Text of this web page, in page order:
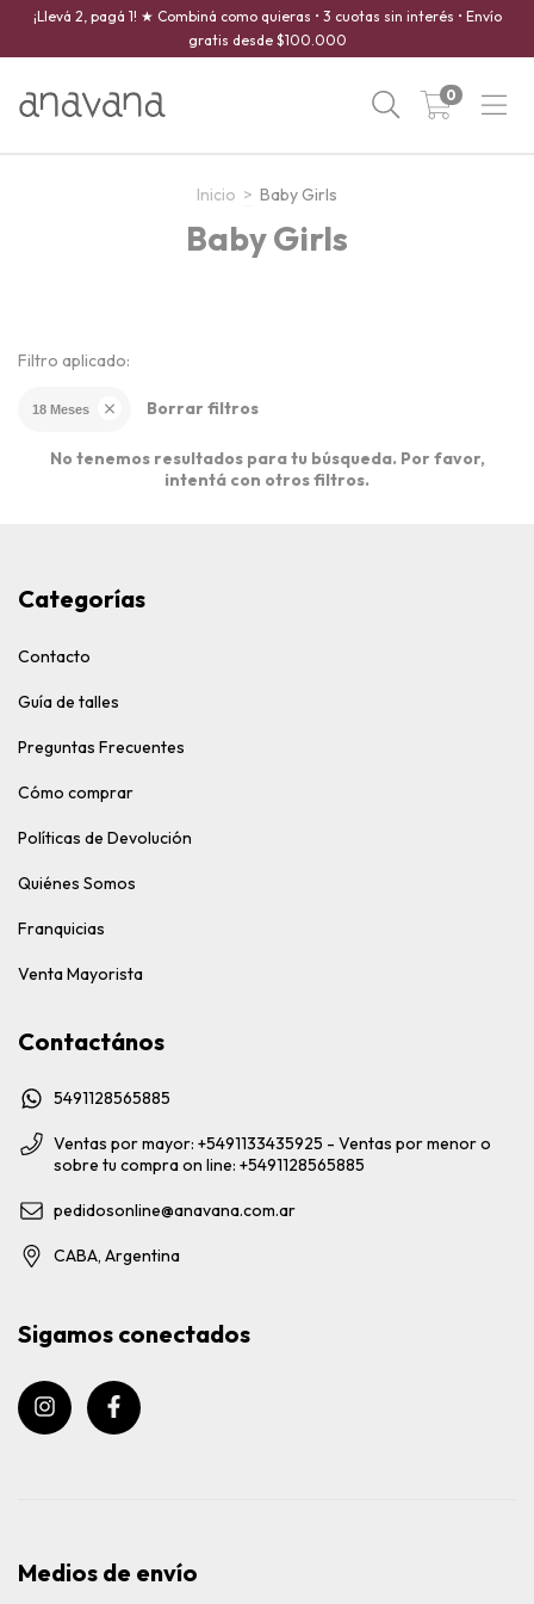
¡Llevá 2, pagá 1! ★ Combiná como quieras • 3 cuotas sin interés • Envío
gratis desde $100.000
0
Inicio > Baby Girls
Baby Girls
Filtro aplicado:
18 Meses Borrar filtros
No tenemos resultados para tu búsqueda. Por favor,
intentá con otros filtros.
Categorías
Contacto
Guía de talles
Preguntas Frecuentes
Cómo comprar
Políticas de Devolución
Quiénes Somos
Franquicias
Venta Mayorista
Contactános
5491128565885
Ventas por mayor: +5491133435925 - Ventas por menor o
sobre tu compra on line: +5491128565885
pedidosonline@anavana.com.ar
CABA, Argentina
Sigamos conectados
Medios de envío